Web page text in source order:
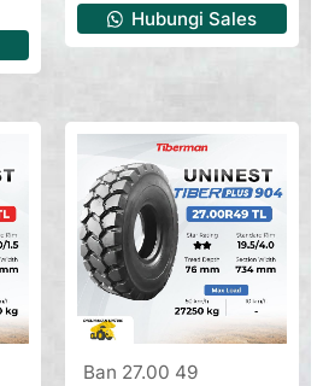
Hubungi Sales
Ban 27.00 49